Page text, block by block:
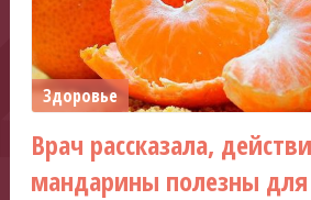
Здоровье
Врач рассказала,
мандарины полезны